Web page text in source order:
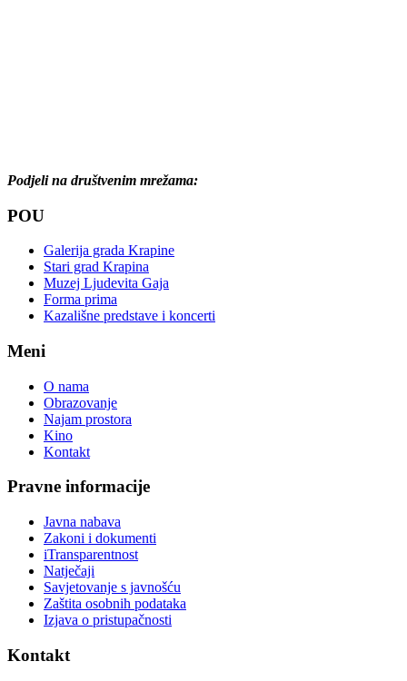
Podjeli na društvenim mrežama:
POU
Galerija grada Krapine
Stari grad Krapina
Muzej Ljudevita Gaja
Forma prima
Kazališne predstave i koncerti
Meni
O nama
Obrazovanje
Najam prostora
Kino
Kontakt
Pravne informacije
Javna nabava
Zakoni i dokumenti
iTransparentnost
Natječaji
Savjetovanje s javnošću
Zaštita osobnih podataka
Izjava o pristupačnosti
Kontakt